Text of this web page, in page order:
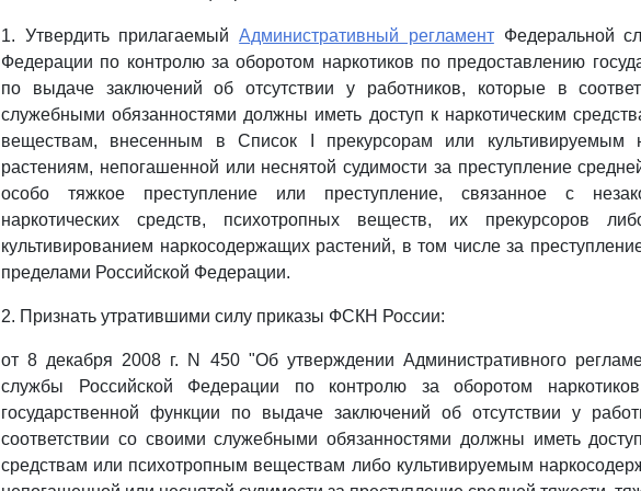
1. Утвердить прилагаемыйАдминистративный регламентФедеральной
Федерации по контролю за оборотом наркотиков по предоставлению
по выдаче заключений об отсутствии у работников, которые в
служебными обязанностями должны иметь доступ к наркотическим
веществам, внесенным в Список I прекурсорам или культивируемым
растениям, непогашенной или неснятой судимости за преступление
особо тяжкое преступление или преступление, связанное с
наркотических средств, психотропных веществ, их прекурсоров
культивированием наркосодержащих растений, в том числе за
пределами Российской Федерации.
2. Признать утратившими силу приказы ФСКН России:
от 8 декабря 2008 г. N 450 "Об утверждении Административного
службы Российской Федерации по контролю за оборотом
государственной функции по выдаче заключений об отсутствии у
соответствии со своими служебными обязанностями должны иметь
средствам или психотропным веществам либо культивируемым